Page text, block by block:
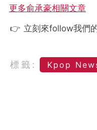
更多俞承豪相關文章
👉 立刻來follow我們
標籤: Kpop